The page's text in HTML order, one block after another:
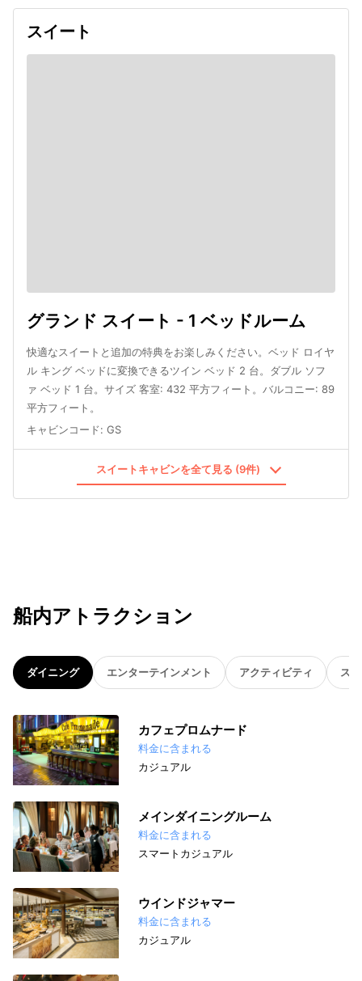
スイート
グランド スイート - 1 ベッドルーム
快適なスイートと追加の特典をお楽しみください。ベッド ロイヤ
ル キング ベッドに変換できるツイン ベッド 2 台。ダブル ソフ
ァ ベッド 1 台。サイズ 客室: 432 平方フィート。バルコニー: 89
平方フィート。
キャビンコード: GS
スイートキャビンを全て見る (9件)
船内アトラクション
ダイニング エンターテインメント アクティビティ ス
カフェプロムナード
料金に含まれる
カジュアル
メインダイニングルーム
料金に含まれる
スマートカジュアル
ウインドジャマー
料金に含まれる
カジュアル